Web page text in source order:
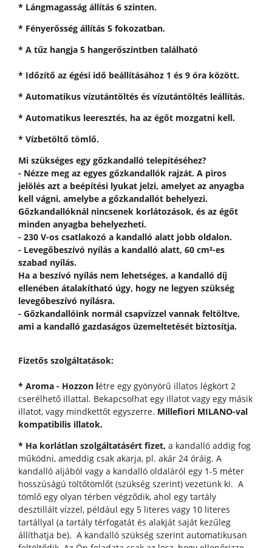
* Lángmagasság állítás 6 szinten.
* Fényerősség állítás 5 fokozatban.
* A tűz hangja 5 hangerőszintben található
* Időzítő az égési idő beállításához 1 és 9 óra között.
* Automatikus vízutántöltés és vízutántöltés leállítás.
* Automatikus leeresztés, ha az égőt mozgatni kell.
* Vízbetöltő tömlő.
Mi szükséges egy gőzkandalló telepítéséhez?
- Nézze meg az egyes gőzkandallók rajzát. A piros
jelölés azt a beépítési lyukat jelzi, amelyet az anyagba
kell vágni, amelybe a gőzkandallót behelyezi.
Gőzkandallóknál nincsenek korlátozások, és az égőt
minden anyagba behelyezheti.
- 230 V-os csatlakozó a kandalló alatt jobb oldalon.
- Levegőbeszívó nyílás a kandalló alatt, 60 cm²-es
szabad nyílás.
Ha a beszívó nyílás nem lehetséges, a kandalló díj
ellenében átalakítható úgy, hogy ne legyen szükség
levegőbeszívó nyílásra.
- Gőzkandallóink ​​normál csapvízzel vannak feltöltve,
ami a kandalló gazdaságos üzemeltetését biztosítja.
Fizetős szolgáltatások:
* Aroma - Hozzon létre egy gyönyörű illatos légkört 2
cserélhető illattal. Bekapcsolhat egy illatot vagy egy másik
illatot, vagy mindkettőt egyszerre. Millefiori MILANO-val
kompatibilis illatok.
* Ha korlátlan szolgáltatásért fizet, a kandalló addig fog
működni, ameddig csak akarja, pl. akár 24 óráig. A
kandalló aljából vagy a kandalló oldaláról egy 1-5 méter
hosszúságú töltőtömlőt (szükség szerint) vezetünk ki. A
tömlő egy olyan térben végződik, ahol egy tartály
desztillált vízzel, például egy 5 literes vagy 10 literes
tartállyal (a tartály térfogatát és alakját saját kezűleg
állíthatja be). A kandalló szükség szerint automatikusan